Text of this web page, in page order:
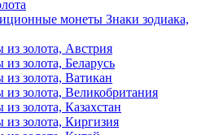
монеты Знаки зодиака,
золота, Австрия
золота, Беларусь
золота, Ватикан
золота, Великобритания
золота, Казахстан
золота, Киргизия